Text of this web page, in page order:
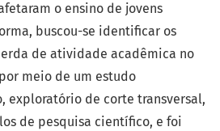
o ensino de jovens
buscou-se identificar os
de atividade acadêmica no
meio de um estudo
exploratório de corte transversal,
de pesquisa científico, e foi